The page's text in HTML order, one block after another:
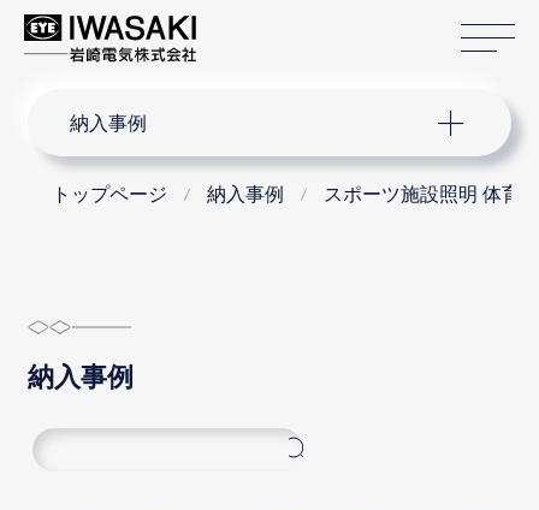
納入事例
トップページ 納入事例 スポーツ施設照明 体育
納入事例